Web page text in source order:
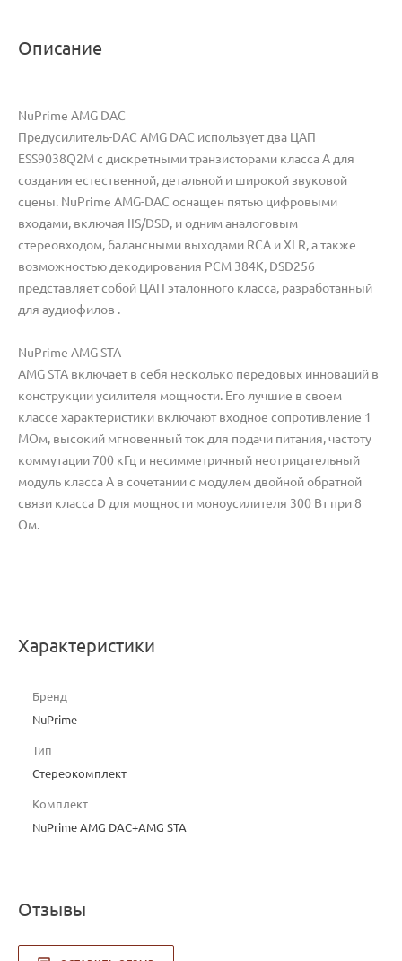
Описание
NuPrime AMG DAC
Предусилитель-DAC AMG DAC использует два ЦАП
ESS9038Q2M с дискретными транзисторами класса A для
создания естественной, детальной и широкой звуковой
сцены. NuPrime AMG-DAC оснащен пятью цифровыми
входами, включая IIS/DSD, и одним аналоговым
стереовходом, балансными выходами RCA и XLR, а также
возможностью декодирования PCM 384K, DSD256
представляет собой ЦАП эталонного класса, разработанный
для аудиофилов .
NuPrime AMG STA
AMG STA включает в себя несколько передовых инноваций в
конструкции усилителя мощности. Его лучшие в своем
классе характеристики включают входное сопротивление 1
МОм, высокий мгновенный ток для подачи питания, частоту
коммутации 700 кГц и несимметричный неотрицательный
модуль класса A в сочетании с модулем двойной обратной
связи класса D для мощности моноусилителя 300 Вт при 8
Ом.
Характеристики
Бренд
NuPrime
Тип
Стереокомплект
Комплект
NuPrime AMG DAC+AMG STA
Отзывы